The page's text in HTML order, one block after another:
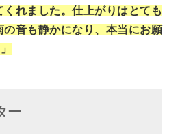
れました。仕上がりはとても
の音も静かになり、本当にお願
ー